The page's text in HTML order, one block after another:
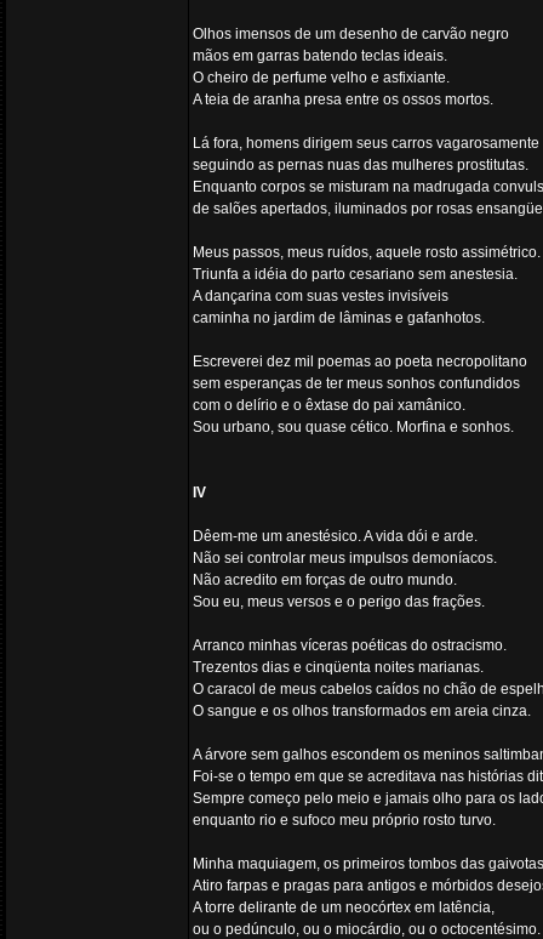
Olhos imensos de um desenho de carvão negro
mãos em garras batendo teclas ideais.
O cheiro de perfume velho e asfixiante.
A teia de aranha presa entre os ossos mortos.
Lá fora, homens dirigem seus carros vagarosamente
seguindo as pernas nuas das mulheres prostitutas.
Enquanto corpos se misturam na madrugada
de salões apertados, iluminados por rosas
Meus passos, meus ruídos, aquele rosto assimétrico.
Triunfa a idéia do parto cesariano sem anestesia.
A dançarina com suas vestes invisíveis
caminha no jardim de lâminas e gafanhotos.
Escreverei dez mil poemas ao poeta necropolitano
sem esperanças de ter meus sonhos confundidos
com o delírio e o êxtase do pai xamânico.
Sou urbano, sou quase cético. Morfina e sonhos.
IV
Dêem-me um anestésico. A vida dói e arde.
Não sei controlar meus impulsos demoníacos.
Não acredito em forças de outro mundo.
Sou eu, meus versos e o perigo das frações.
Arranco minhas víceras poéticas do ostracismo.
Trezentos dias e cinqüenta noites marianas.
O caracol de meus cabelos caídos no chão de
O sangue e os olhos transformados em areia cinza.
A árvore sem galhos escondem os meninos
Foi-se o tempo em que se acreditava nas histórias
Sempre começo pelo meio e jamais olho para os
enquanto rio e sufoco meu próprio rosto turvo.
Minha maquiagem, os primeiros tombos das
Atiro farpas e pragas para antigos e mórbidos
A torre delirante de um neocórtex em latência,
ou o pedúnculo, ou o miocárdio, ou o octocentésimo.